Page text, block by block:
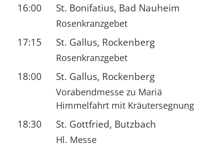
16:00 St. Bonifatius, Bad Nauheim
Rosenkranzgebet
17:15 St. Gallus, Rockenberg
Rosenkranzgebet
18:00 St. Gallus, Rockenberg
Vorabendmesse zu Mariä
Himmelfahrt mit Kräutersegnung
18:30 St. Gottfried, Butzbach
Hl. Messe